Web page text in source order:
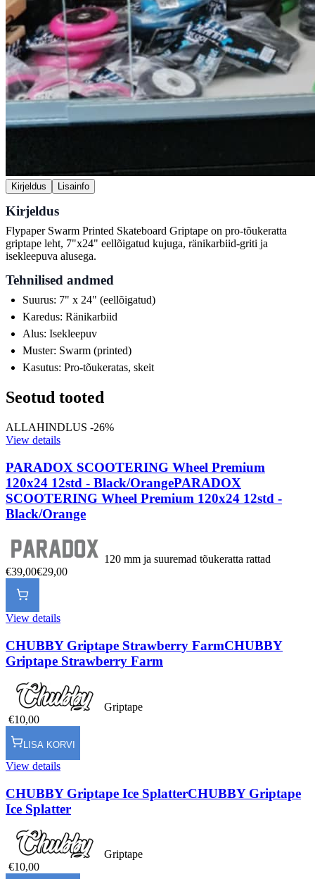
Kirjeldus Lisainfo
Kirjeldus
Flypaper Swarm Printed Skateboard Griptape on pro-tõukeratta
griptape leht, 7"x24" eellõigatud kujuga, ränikarbiid-griti ja
isekleepuva alusega.
Tehnilised andmed
Suurus: 7" x 24" (eellõigatud)
Karedus: Ränikarbiid
Alus: Isekleepuv
Muster: Swarm (printed)
Kasutus: Pro-tõukeratas, skeit
Seotud tooted
ALLAHINDLUS -26%
View details
PARADOX SCOOTERING Wheel Premium
120x24 12std - Black/OrangePARADOX
SCOOTERING Wheel Premium 120x24 12std -
Black/Orange
120 mm ja suuremad tõukeratta rattad
€39,00€29,00
View details
CHUBBY Griptape Strawberry FarmCHUBBY
Griptape Strawberry Farm
Griptape
€10,00
LISA KORVI
View details
CHUBBY Griptape Ice SplatterCHUBBY Griptape
Ice Splatter
Griptape
€10,00